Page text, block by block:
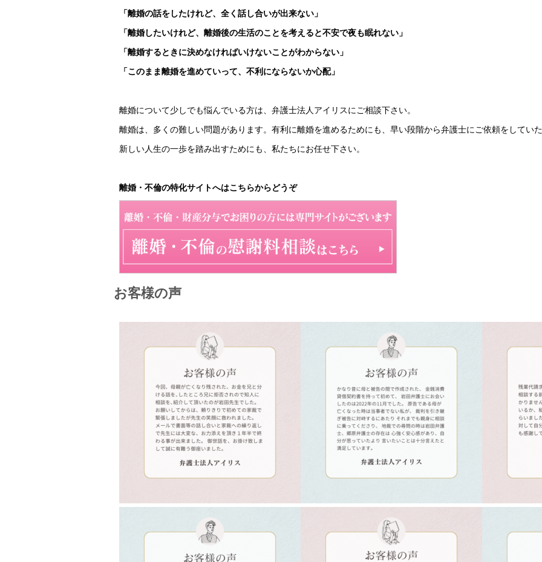
「離婚の話をしたけれど、全く話し合いが出来ない」
「離婚したいけれど、離婚後の生活のことを考えると不安で夜も眠れない」
「離婚するときに決めなければいけないことがわからない」
「このまま離婚を進めていって、不利にならないか心配」
離婚について少しでも悩んでいる方は、弁護士法人アイリスにご相談下さい。
離婚は、多くの難しい問題があります。有利に離婚を進めるためにも、早い段階から弁護士にご依頼をしてい
新しい人生の一歩を踏み出すためにも、私たちにお任せ下さい。
離婚・不倫の特化サイトへはこちらからどうぞ
お客様の声